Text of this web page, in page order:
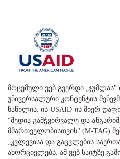
მოცემული ვებ გვერდი „ჯუმლას"
უნივერსალური კონტენტის
ნაწილია. ის USAID-ის მიერ
"მედია გამჭვირვალე და
მმართველობისთვის" (M-TAG)
„კვლევისა და გაცვლების
ახორციელებს. ამ ვებ საიტზე